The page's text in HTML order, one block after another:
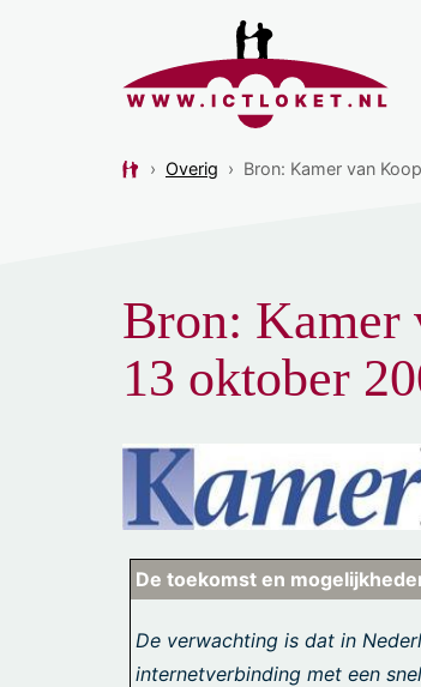
› Overig › Bron: Kamer van
Bron: Kamer
13 oktober
De toekomst en
De verwachting is dat in
internetverbinding met een